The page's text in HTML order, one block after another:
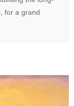
for a grand